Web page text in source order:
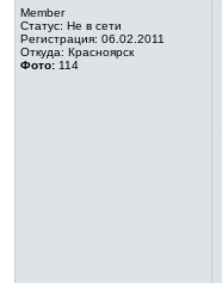
Member
Статус: Не в сети
Регистрация: 06.02.2011
Откуда: Красноярск
Фото: 114